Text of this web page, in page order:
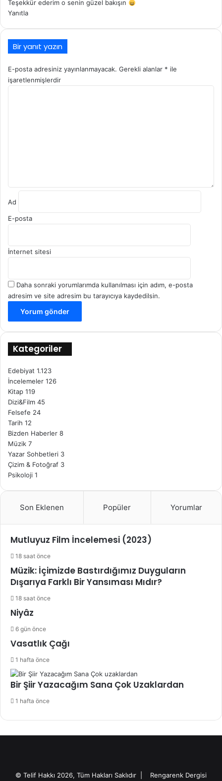
:
d
Teşekkür ederim o senin güzel bakışın
Yanıtla
Bir yanıt yazın
E-posta adresiniz yayınlanmayacak. Gerekli alanlar * ile
işaretlenmişlerdir
Ad
E-posta
İnternet sitesi
Daha sonraki yorumlarımda kullanılması için adım, e-posta
adresim ve site adresim bu tarayıcıya kaydedilsin.
Kategoriler
Edebiyat 1.123
İncelemeler 126
Kitap 119
Dizi&Film 45
Felsefe 24
Tarih 12
Bizden Haberler 8
Müzik 7
Yazar Sohbetleri 3
Çizim & Fotoğraf 3
Psikoloji 1
Son Eklenen Popüler Yorumlar
Mutluyuz Film İncelemesi (2023)
18 saat önce
Müzik: İçimizde Bastırdığımız Duyguların
Dışarıya Farklı Bir Yansıması Mıdır?
18 saat önce
Niyâz
6 gün önce
Vasatlık Çağı
1 hafta önce
Bir Şiir Yazacağım Sana Çok Uzaklardan
1 hafta önce
© Telif Hakkı 2026, Tüm Hakları Saklıdır | Rengarenk Dergisi